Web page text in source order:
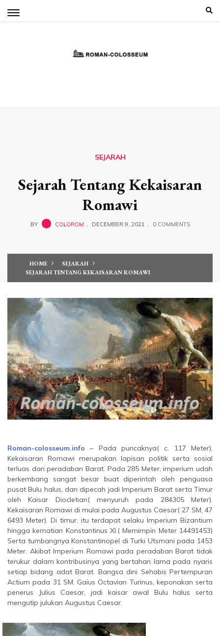
SEJARAH
Sejarah Tentang Kekaisaran
Romawi
BY COLOROM DECEMBER 9, 2021 0 COMMENTS
HOME
SEJARAH
SEJARAH TENTANG KEKAISARAN ROMAWI
Roman-colosseum.info – Pada puncaknya( c. 117 Meter),
Kekaisaran Romawi merupakan lapisan politik serta sosial
terluas dari peradaban Barat. Pada 285 Meter, imperium udah
berkembang sangat besar buat diperintah oleh penguasa
pusat Bulu halus, dan dipecah jadi Imperium Barat serta Timur
oleh Kaisar Diocletian( menyuruh pada 284305 Meter).
Kekaisaran Romawi di mulai pada Augustus Caesar( 27 SM, 47
6493 Meter). Di timur, itu terdapat selaku Imperium Bizantium
hingga kematian Konstantinus XI.( Memimpin Meter 14491453)
Serta tumbangnya Konstantinopel di Turki Utsmani pada 1453
Meter. Akibat Imperium Romawi pada peradaban Barat tidak
terukur dalam kontribusinya yang bertahan lama pada nyaris
setiap bidang adat Barat. Bangsa dini Sehabis Pertempuran
Actium pada 31 SM. Gaius Octavian Turinus, keponakan serta
penerus Julius Caesar, jadi kaisar awal Bulu halus serta
mengutip julukan Augustus Caesar.